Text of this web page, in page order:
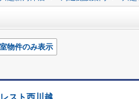
物件のみ表示